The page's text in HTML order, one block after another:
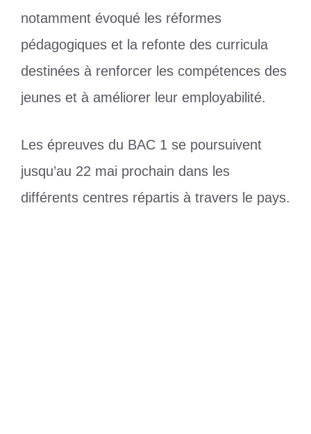
notamment évoqué les réformes
pédagogiques et la refonte des curricula
destinées à renforcer les compétences des
jeunes et à améliorer leur employabilité.
Les épreuves du BAC 1 se poursuivent
jusqu’au 22 mai prochain dans les
différents centres répartis à travers le pays.